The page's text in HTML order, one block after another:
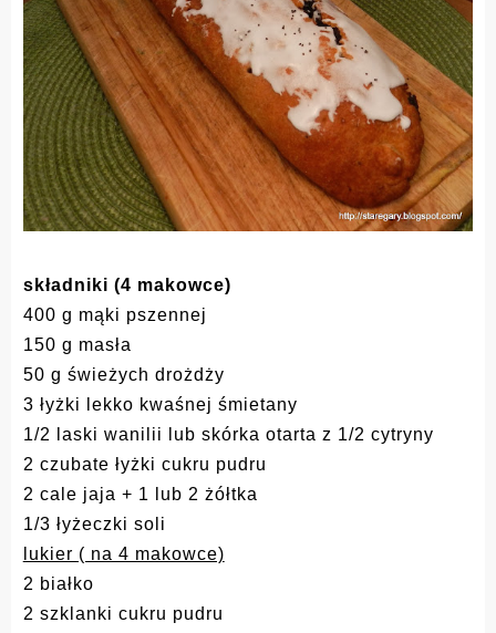
składniki (4 makowce)
400 g mąki pszennej
150 g masła
50 g świeżych drożdży
3 łyżki lekko kwaśnej śmietany
1/2 laski wanilii lub skórka otarta z 1/2 cytryny
2 czubate łyżki cukru pudru
2 cale jaja + 1 lub 2 żółtka
1/3 łyżeczki soli
lukier ( na 4 makowce)
2 białko
2 szklanki cukru pudru